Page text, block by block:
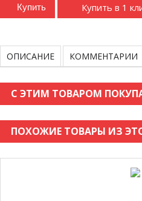
Купить Купить в 1
ОПИСАНИЕ КОММЕНТАРИИ
С ЭТИМ ТОВАРОМ
ПОХОЖИЕ ТОВАРЫ ИЗ